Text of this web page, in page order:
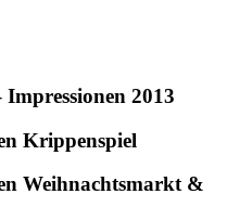
2013
Krippenspiel
Weihnachtsmarkt &